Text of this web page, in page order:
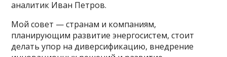
аналитик Иван Петров.
Мой совет — странам и компаниям,
планирующим развитие энергосистем, стоит
делать упор на диверсификацию, внедрение